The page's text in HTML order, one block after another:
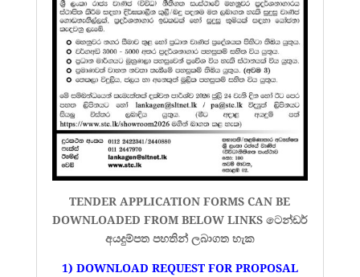
TENDER APPLICATION FORMS CAN BE
DOWNLOADED FROM BELOW LINKS ටෙන්ඩර්
අයදුම්පත පහතින් ලබාගත හැක
1) DOWNLOAD REQUEST FOR PROPOSAL